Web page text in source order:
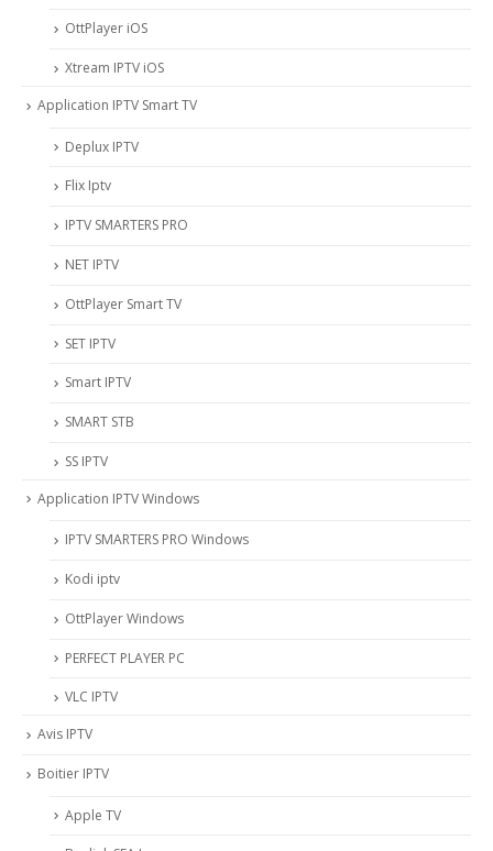
OttPlayer iOS
Xtream IPTV iOS
Application IPTV Smart TV
Deplux IPTV
Flix Iptv
IPTV SMARTERS PRO
NET IPTV
OttPlayer Smart TV
SET IPTV
Smart IPTV
SMART STB
SS IPTV
Application IPTV Windows
IPTV SMARTERS PRO Windows
Kodi iptv
OttPlayer Windows
PERFECT PLAYER PC
VLC IPTV
Avis IPTV
Boitier IPTV
Apple TV